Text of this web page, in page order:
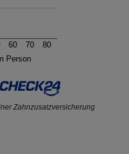
Zahnzusatzversicherung